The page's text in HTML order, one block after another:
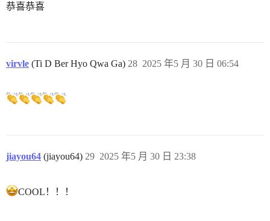
恭喜恭喜
virvle (Ti D Ber Hyo Qwa Ga) 2025 年5 月 30 日 06:54
28
jiayou64 (jiayou64) 2025 年5 月 30 日 23:38
29
COOL！！！